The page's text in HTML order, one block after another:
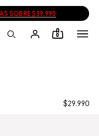
SOBRE $39.990
0
$29.990